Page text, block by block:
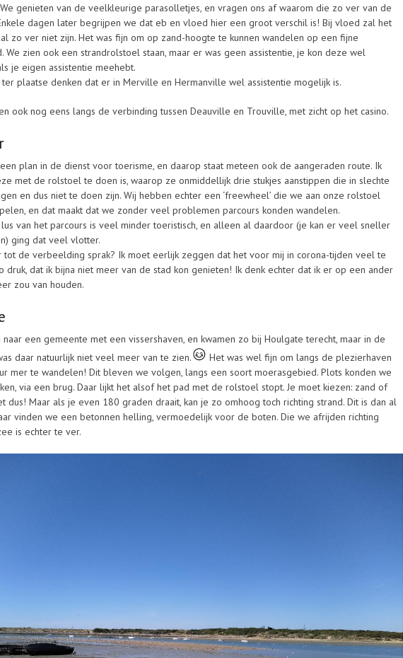
genieten van de veelkleurige parasolletjes, en vragen ons af waarom die zo ver van de
dagen later begrijpen we dat eb en vloed hier een groot verschil is! Bij vloed zal het
zo ver niet zijn. Het was fijn om op zand-hoogte te kunnen wandelen op een fijne
We zien ook een strandrolstoel staan, maar er was geen assistentie, je kon deze wel
je eigen assistentie meehebt.
ter plaatse denken dat er in Merville en Hermanville wel assistentie mogelijk is.
ook nog eens langs de verbinding tussen Deauville en Trouville, met zicht op het casino.
plan in de dienst voor toerisme, en daarop staat meteen ook de aangeraden route. Ik
met de rolstoel te doen is, waarop ze onmiddellijk drie stukjes aanstippen die in slechte
en dus niet te doen zijn. Wij hebben echter een ‘freewheel’ die we aan onze rolstoel
en dat maakt dat we zonder veel problemen parcours konden wandelen.
van het parcours is veel minder toeristisch, en alleen al daardoor (je kan er veel sneller
ging dat veel vlotter.
tot de verbeelding sprak? Ik moet eerlijk zeggen dat het voor mij in corona-tijden veel te
druk, dat ik bijna niet meer van de stad kon genieten! Ik denk echter dat ik er op een ander
zou van houden.
naar een gemeente met een vissershaven, en kwamen zo bij Houlgate terecht, maar in de
daar natuurlijk niet veel meer van te zien.
Het was wel fijn om langs de plezierhaven
mer te wandelen! Dit bleven we volgen, langs een soort moerasgebied. Plots konden we
via een brug. Daar lijkt het alsof het pad met de rolstoel stopt. Je moet kiezen: zand of
dus! Maar als je even 180 graden draait, kan je zo omhoog toch richting strand. Dit is dan al
vinden we een betonnen helling, vermoedelijk voor de boten. Die we afrijden richting
is echter te ver.